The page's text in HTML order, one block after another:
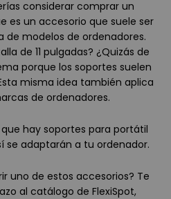
considerar comprar un
es un accesorio que suele ser
modelos de ordenadores.
de 11 pulgadas? ¿Quizás de
porque los soportes suelen
misma idea también aplica
de ordenadores.
hay soportes para portátil
se adaptarán a tu ordenador.
uno de estos accesorios? Te
al catálogo de FlexiSpot,